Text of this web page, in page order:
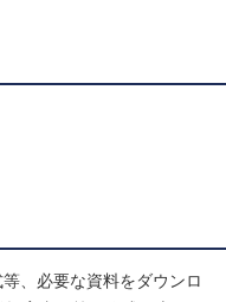
、必要な資料をダウンロ